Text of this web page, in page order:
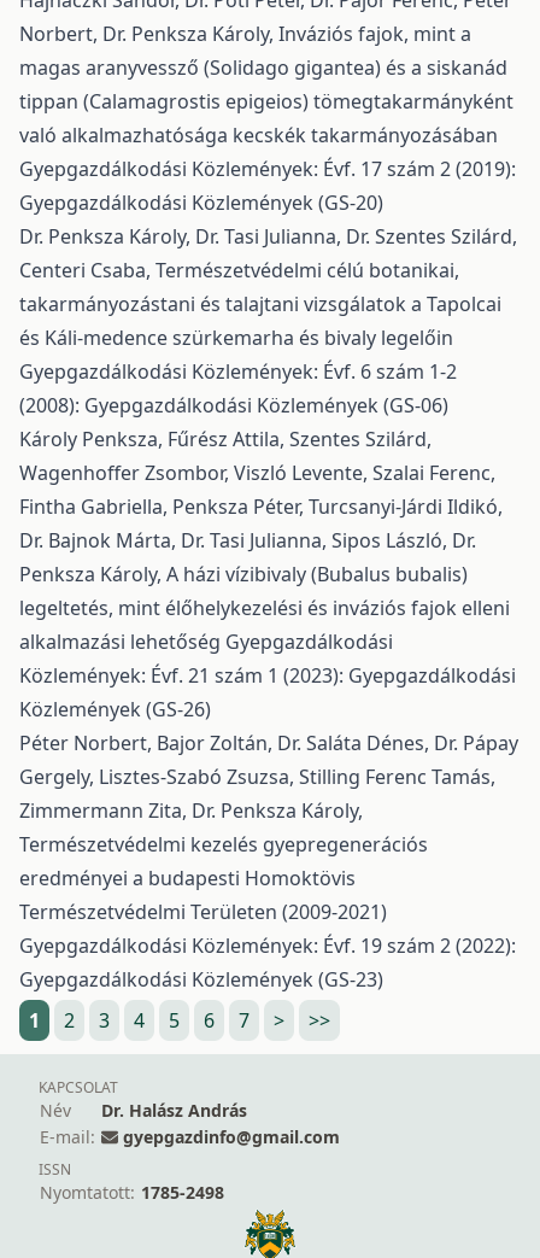
Norbert, Dr. Penksza Károly, Inváziós fajok, mint a
magas aranyvessző (Solidago gigantea) és a siskanád
tippan (Calamagrostis epigeios) tömegtakarmányként
való alkalmazhatósága kecskék takarmányozásában
Gyepgazdálkodási Közlemények: Évf. 17 szám 2 (2019):
Gyepgazdálkodási Közlemények (GS-20)
Dr. Penksza Károly, Dr. Tasi Julianna, Dr. Szentes Szilárd,
Centeri Csaba, Természetvédelmi célú botanikai,
takarmányozástani és talajtani vizsgálatok a Tapolcai
és Káli-medence szürkemarha és bivaly legelőin
Gyepgazdálkodási Közlemények: Évf. 6 szám 1-2
(2008): Gyepgazdálkodási Közlemények (GS-06)
Károly Penksza, Fűrész Attila, Szentes Szilárd,
Wagenhoffer Zsombor, Viszló Levente, Szalai Ferenc,
Fintha Gabriella, Penksza Péter, Turcsanyi-Járdi Ildikó,
Dr. Bajnok Márta, Dr. Tasi Julianna, Sipos László, Dr.
Penksza Károly, A házi vízibivaly (Bubalus bubalis)
legeltetés, mint élőhelykezelési és inváziós fajok elleni
alkalmazási lehetőség Gyepgazdálkodási
Közlemények: Évf. 21 szám 1 (2023): Gyepgazdálkodási
Közlemények (GS-26)
Péter Norbert, Bajor Zoltán, Dr. Saláta Dénes, Dr. Pápay
Gergely, Lisztes-Szabó Zsuzsa, Stilling Ferenc Tamás,
Zimmermann Zita, Dr. Penksza Károly,
Természetvédelmi kezelés gyepregenerációs
eredményei a budapesti Homoktövis
Természetvédelmi Területen (2009-2021)
Gyepgazdálkodási Közlemények: Évf. 19 szám 2 (2022):
Gyepgazdálkodási Közlemények (GS-23)
1
2 3 4 5 6 7 > >>
KAPCSOLAT
Név
Dr. Halász András
E-mail:
gyepgazdinfo@gmail.com
ISSN
Nyomtatott: 1785-2498